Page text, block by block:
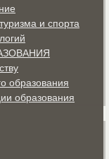
и спорта
образования
образования